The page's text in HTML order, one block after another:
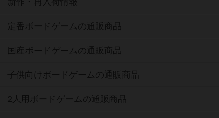
新作・再入荷情報
定番ボードゲームの通販商品
国産ボードゲームの通販商品
子供向けボードゲームの通販商品
2人用ボードゲームの通販商品